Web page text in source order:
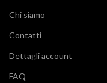
Chi siamo
Contatti
Dettagli account
FAQ